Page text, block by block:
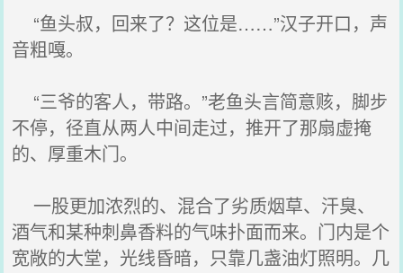
“鱼头叔，回来了？这位是……”汉子开口，声
音粗嘎。
“三爷的客人，带路。”老鱼头言简意赅，脚步
不停，径直从两人中间走过，推开了那扇虚掩
的、厚重木门。
一股更加浓烈的、混合了劣质烟草、汗臭、
酒气和某种刺鼻香料的气味扑面而来。门内是个
宽敞的大堂，光线昏暗，只靠几盏油灯照明。几